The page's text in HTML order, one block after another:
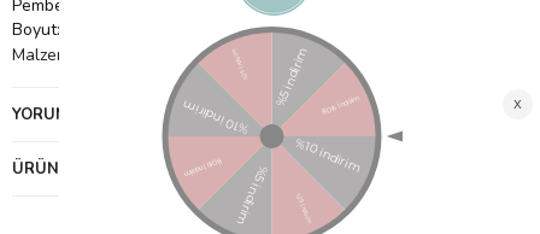
Pembe altın folyo detay
Boyut: 185mm x 185mm
Malzeme: Kağıt
YORUMLAR
ÜRÜN ÖNERILERI